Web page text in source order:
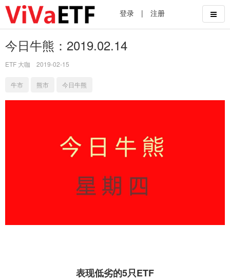
登录 | 注册
今日牛熊：2019.02.14
ETF 大咖 2019-02-15
牛市 熊市 今日牛熊
表现低劣的5只ETF